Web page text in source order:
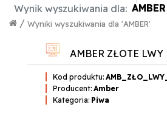
Wynik wyszukiwania dla: AMBER
Wyniki wyszukiwania dla 'AMBER'
/
AMBER ZŁOTE LWY
Kod produktu:
Producent: Amber
Kategoria: Piwa